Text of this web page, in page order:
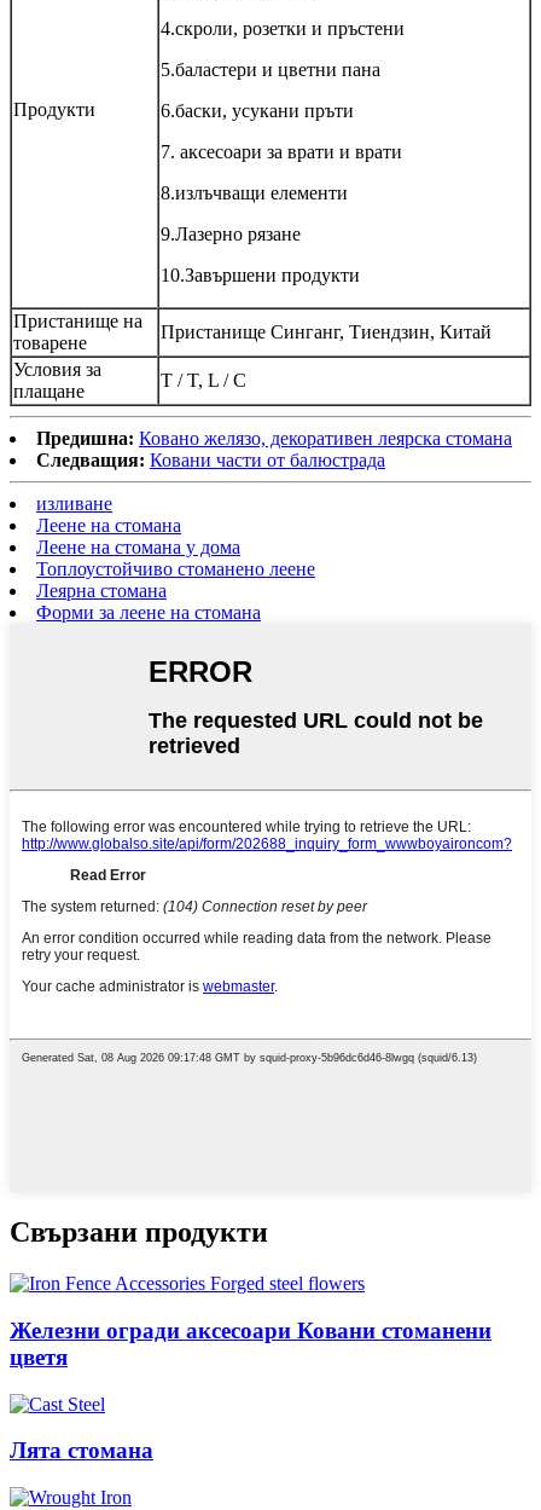
Продукти
4.скроли, розетки и пръстени
5.баластери и цветни пана
6.баски, усукани пръти
7. аксесоари за врати и врати
8.излъчващи елементи
9.Лазерно рязане
10.Завършени продукти
Пристанище на
товарене
Пристанище Синганг, Тиендзин, Китай
Условия за
плащане
T / T, L / C
Предишна: Ковано желязо, декоративен леярска стомана
Следващия: Ковани части от балюстрада
изливане
Леене на стомана
Леене на стомана у дома
Топлоустойчиво стоманено леене
Леярна стомана
Форми за леене на стомана
Свързани продукти
Железни огради аксесоари Ковани стоманени
цветя
Лята стомана